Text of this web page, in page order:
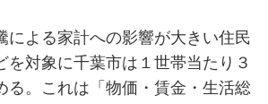
による家計への影響が大きい住民
を対象に千葉市は１世帯当たり３
る。これは「物価・賃金・生活総